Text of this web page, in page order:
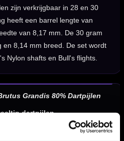
zijn verkrijgbaar in 28 en 30
heeft een barrel lengte van
van 8,17 mm. De 30 gram
en 8,14 mm breed. De set wordt
Nylon shafts en Bull's flights.
Grandis 80% Dartpijlen
dartpijlen